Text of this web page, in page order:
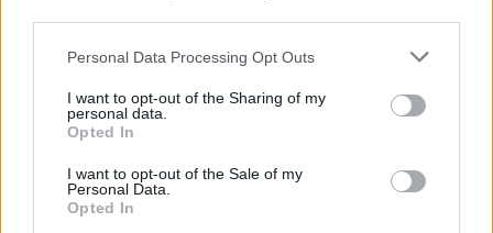
Please note that this website/app uses one or more Google
not limited to your visit or usage behaviour. You may click to
grant or deny consent to Google and its third-party tags to
use your data for below specified purposes in below Google
consent section.
Personal Data Processing Opt Outs
I want to opt-out of the Sharing of my
personal data.
Opted In
I want to opt-out of the Sale of my
Personal Data.
Opted In
πάρει προβάδισμα επί της επίσης σερβικής Σουμπότιτσα
προημιτελική φάση της ABA Liga.
Κάρλικ Τζόουνς
(13π. με 5/8 σουτ, 3ασ. σε 18′) ήταν κι
ένας από τους πέντε διψήφιους από πλευράς
Παρτιζάν
πρώτο όλων τον